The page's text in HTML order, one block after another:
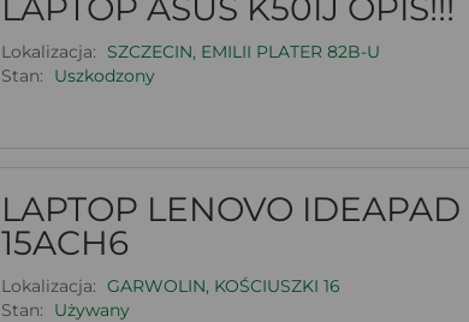
Lokalizacja:
SZCZECIN, EMILII PLATER 82B-U
Stan:
Uszkodzony
LAPTOP LENOVO
15ACH6
Lokalizacja: GARWOLIN, KOŚCIUSZKI 16
Stan:
Używany